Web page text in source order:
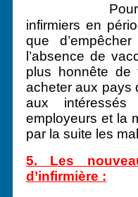
infirmiers en
que
l’absence de
plus honnête de
acheter aux pays
aux
employeurs et la
par la suite les
5. Les
d’infirmière :